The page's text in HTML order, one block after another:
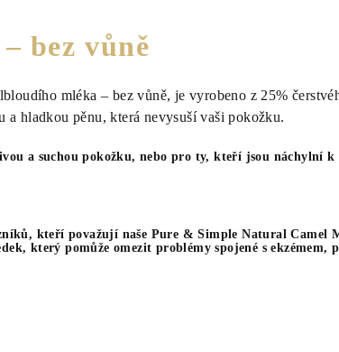
bez vůně
mléka – bez vůně, je vyrobeno z 25%
a hladkou pěnu, která nevysuší vaši pokožku.
a suchou pokožku, nebo pro ty, kteří jsou náchylní k
kteří považují naše Pure & Simple Natural Camel
který pomůže omezit problémy spojené s ekzémem,